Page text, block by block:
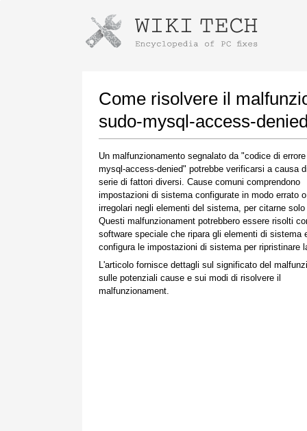
Come risolvere il
sudo-mysql-access-
Un malfunzionamento segnalato da "codice di
mysql-access-denied" potrebbe verificarsi a causa
serie di fattori diversi. Cause comuni comprendono
impostazioni di sistema configurate in modo errato
irregolari negli elementi del sistema, per citarne
Questi malfunzionament potrebbero essere risolti
software speciale che ripara gli elementi di sistema
configura le impostazioni di sistema per ripristinare
L'articolo fornisce dettagli sul significato del
sulle potenziali cause e sui modi di risolvere il
malfunzionament.
Istruzioni per il download con
Una volta completato il download, fare clic sul
collegamento al file scaricato